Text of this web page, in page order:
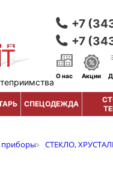
+7
+7
О нас Акции
СПЕЦОДЕЖДА
приборы СТЕКЛО,